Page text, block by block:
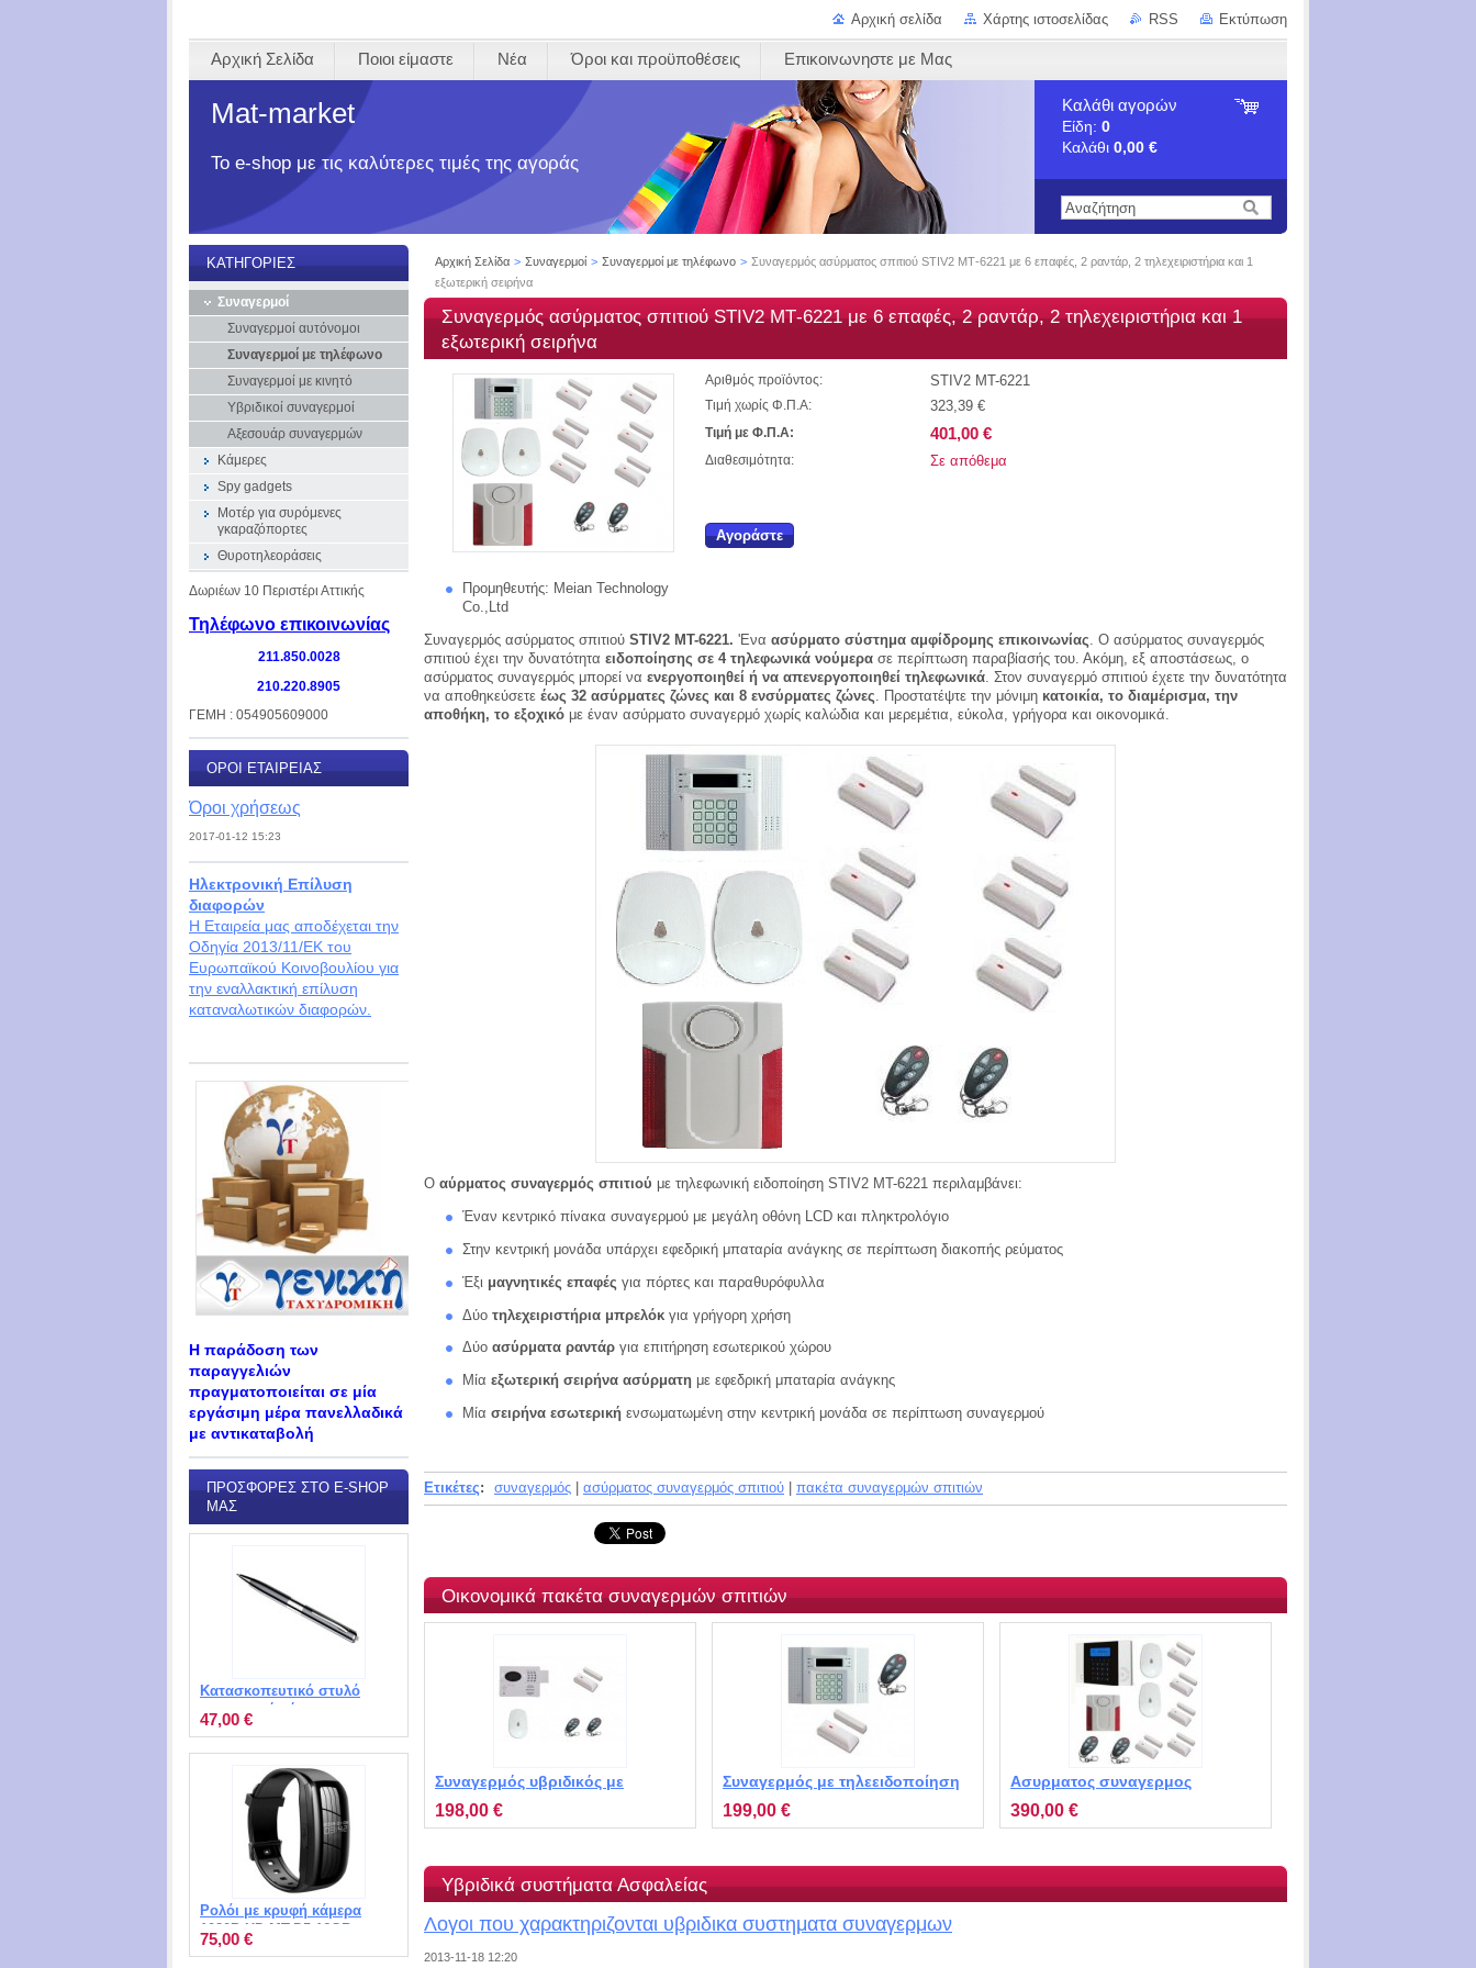
Αρχική σελίδα Χάρτης ιστοσελίδας RSS Εκτύπωση
Αρχική Σελίδα Ποιοι είμαστε Νέα Όροι και προϋποθέσεις Επικοινωνηστε με Μας
Mat-market
Το e-shop με τις καλύτερες τιμές της αγοράς
Καλάθι αγορών
Είδη: 0
Καλάθι 0,00 €
Αρχική Σελίδα > Συναγερμοί > Συναγερμοί με τηλέφωνο > Συναγερμός ασύρματος σπιτιού STIV2 ΜΤ-6221 με 6 επαφές, 2 ραντάρ, 2 τηλεχειριστήρια και 1
εξωτερική σειρήνα
Συναγερμός ασύρματος σπιτιού STIV2 ΜΤ-6221 με 6 επαφές, 2 ραντάρ, 2 τηλεχειριστήρια και 1
εξωτερική σειρήνα
Προμηθευτής: Meian Technology
Co.,Ltd
Αριθμός προϊόντος: STIV2 MT-6221
Τιμή χωρίς Φ.Π.Α: 323,39 €
Τιμή με Φ.Π.Α: 401,00 €
Διαθεσιμότητα: Σε απόθεμα
Αγοράστε
Συναγερμός ασύρματος σπιτιού STIV2 MT-6221. 'Ενα ασύρματο σύστημα αμφίδρομης επικοινωνίας . Ο ασύρματος συναγερμός
σπιτιού έχει την δυνατότητα ειδοποίησης σε 4 τηλεφωνικά νούμερα σε περίπτωση παραβίασής του. Ακόμη, εξ αποστάσεως, ο
ασύρματος συναγερμός μπορεί να ενεργοποιηθεί ή να απενεργοποιηθεί τηλεφωνικά . Στον συναγερμό σπιτιού έχετε την δυνατότητα
να αποθηκεύσετε έως 32 ασύρματες ζώνες και 8 ενσύρματες ζώνες . Προστατέψτε την μόνιμη κατοικία, το διαμέρισμα, την
αποθήκη, το εξοχικό με έναν ασύρματο συναγερμό χωρίς καλώδια και μερεμέτια, εύκολα, γρήγορα και οικονομικά.
Ο αύρματος συναγερμός σπιτιού με τηλεφωνική ειδοποίηση STIV2 MT-6221 περιλαμβάνει:
Έναν κεντρικό πίνακα συναγερμού με μεγάλη οθόνη LCD και πληκτρολόγιο
Στην κεντρική μονάδα υπάρχει εφεδρική μπαταρία ανάγκης σε περίπτωση διακοπής ρεύματος
Έξι μαγνητικές επαφές για πόρτες και παραθυρόφυλλα
Δύο τηλεχειριστήρια μπρελόκ για γρήγορη χρήση
Δύο ασύρματα ραντάρ για επιτήρηση εσωτερικού χώρου
Μία εξωτερική σειρήνα ασύρματη με εφεδρική μπαταρία ανάγκης
Μία σειρήνα εσωτερική ενσωματωμένη στην κεντρική μονάδα σε περίπτωση συναγερμού
Ετικέτες: συναγερμός ασύρματος συναγερμός σπιτιού πακέτα συναγερμών σπιτιών
Οικονομικά πακέτα συναγερμών σπιτιών
Συναγερμός υβριδικός με
τηλεειδοποίηση STIII M1120
198,00 €
Συναγερμός με τηλεειδοποίηση
STIV2 M1010 Meian Technology
Co.,Ltd
199,00 €
Ασυρματος συναγερμος
σπιτιων STIVB2 MT-5221 με 5
επαφες, 2 ρανταρ, 2
σειρηνα
390,00 €
Υβριδικά συστήματα Ασφαλείας
Λογοι που χαρακτηριζονται υβριδικα συστηματα συναγερμων
2013-11-18 12:20
ΚΑΤΗΓΟΡΊΕΣ
Συναγερμοί
Συναγερμοί αυτόνομοι
Συναγερμοί με τηλέφωνο
Συναγερμοί με κινητό
Υβριδικοί συναγερμοί
Αξεσουάρ συναγερμών
Κάμερες
Spy gadgets
Μοτέρ για συρόμενες
γκαραζόπορτες
Θυροτηλεοράσεις
Δωριέων 10 Περιστέρι Αττικής
Τηλέφωνο επικοινωνίας
211.850.0028
210.220.8905
ΓΕΜΗ : 054905609000
ΌΡΟΙ ΕΤΑΙΡΕΊΑΣ
Όροι χρήσεως
2017-01-12 15:23
Ηλεκτρονική Επίλυση
διαφορών
Η Εταιρεία μας αποδέχεται την
Οδηγία 2013/11/ΕΚ του
Ευρωπαϊκού Κοινοβουλίου για
την εναλλακτική επίλυση
καταναλωτικών διαφορών.
Η παράδοση των
παραγγελιών
πραγματοποιείται σε μία
εργάσιμη μέρα πανελλαδικά
με αντικαταβολή
ΠΡΟΣΦΟΡΈΣ ΣΤΟ E-SHOP
ΜΑΣ
Κατασκοπευτικό στυλό
καταγραφής ήχου με
μνήμη 8GB και MP3
47,00 €
Ρολόι με κρυφή κάμερα
1080P HD MT-D5 16GB
75,00 €